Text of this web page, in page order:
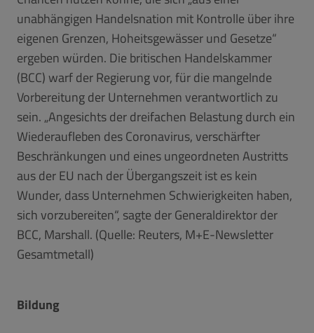
unabhängigen Handelsnation mit Kontrolle über ihre
eigenen Grenzen, Hoheitsgewässer und Gesetze“
ergeben würden. Die britischen Handelskammer
(BCC) warf der Regierung vor, für die mangelnde
Vorbereitung der Unternehmen verantwortlich zu
sein. „Angesichts der dreifachen Belastung durch ein
Wiederaufleben des Coronavirus, verschärfter
Beschränkungen und eines ungeordneten Austritts
aus der EU nach der Übergangszeit ist es kein
Wunder, dass Unternehmen Schwierigkeiten haben,
sich vorzubereiten“, sagte der Generaldirektor der
BCC, Marshall. (Quelle: Reuters, M+E-Newsletter
Gesamtmetall)
Bildung